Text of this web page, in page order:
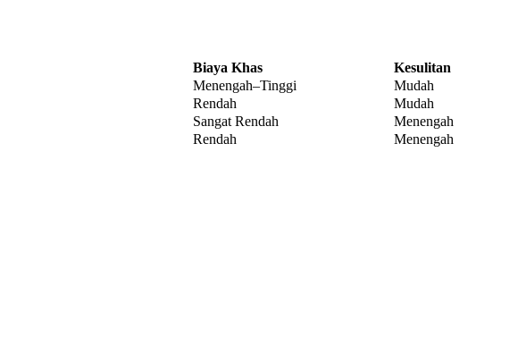
Biaya Khas
Kesulitan
Menengah–Tinggi
Mudah
Rendah
Mudah
Sangat Rendah
Menengah
Rendah Menengah